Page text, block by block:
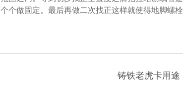
个个做固定。最后再做二次找正这样就使得地脚螺
铸铁老虎卡用途